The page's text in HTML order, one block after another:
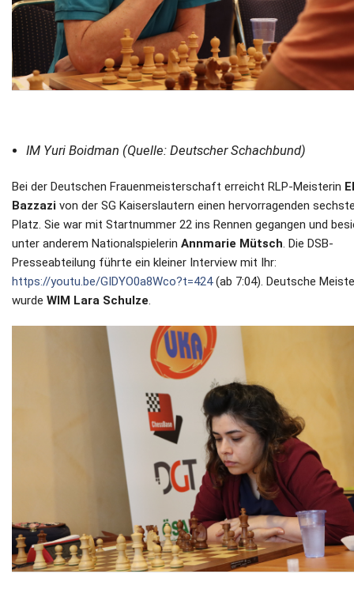
IM Yuri Boidman (Quelle: Deutscher Schachbund)
Bei der Deutschen Frauenmeisterschaft erreicht RLP-Meisterin
Bazzazi von der SG Kaiserslautern einen hervorragenden
Platz. Sie war mit Startnummer 22 ins Rennen gegangen und
unter anderem Nationalspielerin Annmarie Mütsch. Die DSB-
Presseabteilung führte ein kleiner Interview mit Ihr:
https://youtu.be/GIDYO0a8Wco?t=424(ab 7:04). Deutsche
wurde WIM Lara Schulze.